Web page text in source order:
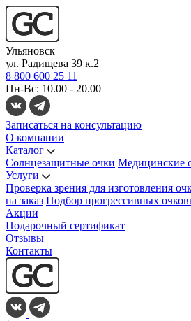
Ульяновск
ул. Радищева 39 к.2
8 800 600 25 11
Пн-Вс: 10.00 - 20.00
Записаться на консультацию
О компании
Каталог
Солнцезащитные очки Медицинские
Услуги
Проверка зрения для изготовления
на заказ Подбор прогрессивных
Акции
Подарочный сертификат
Отзывы
Контакты